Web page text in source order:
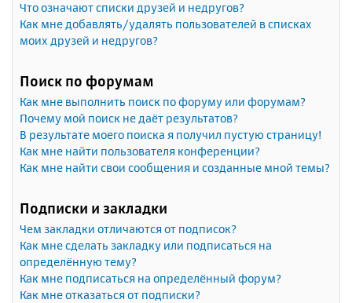
Что означают списки друзей и недругов?
Как мне добавлять/удалять пользователей в списках
моих друзей и недругов?
Поиск по форумам
Как мне выполнить поиск по форуму или форумам?
Почему мой поиск не даёт результатов?
В результате моего поиска я получил пустую страницу!
Как мне найти пользователя конференции?
Как мне найти свои сообщения и созданные мной темы?
Подписки и закладки
Чем закладки отличаются от подписок?
Как мне сделать закладку или подписаться на
определённую тему?
Как мне подписаться на определённый форум?
Как мне отказаться от подписки?